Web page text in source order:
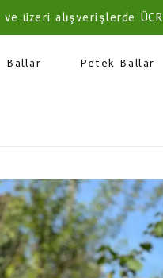
üzeri alışverişlerde
Ballar Petek Ballar